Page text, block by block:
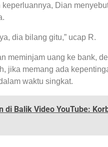
Dian
dia bilang gitu,” ucap R.
meminjam uang ke bank,
jika memang ada
waktu singkat.
di Balik Video YouTube: